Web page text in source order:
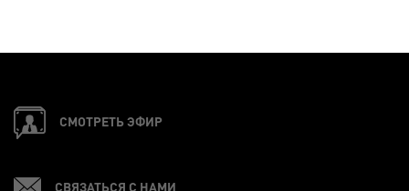
СМОТРЕТЬ ЭФИР
СВЯЗАТЬСЯ С НАМИ